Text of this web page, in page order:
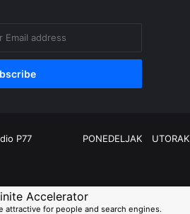
P77 PONEDELJAK UTORAK
Accelerator
attractive for people and search engines.